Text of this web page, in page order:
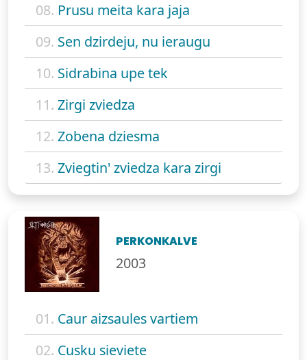
08. Prusu meita kara jaja
09. Sen dzirdeju, nu ieraugu
10. Sidrabina upe tek
11. Zirgi zviedza
12. Zobena dziesma
13. Zviegtin' zviedza kara zirgi
PERKONKALVE
2003
01. Caur aizsaules vartiem
02. Cusku sieviete